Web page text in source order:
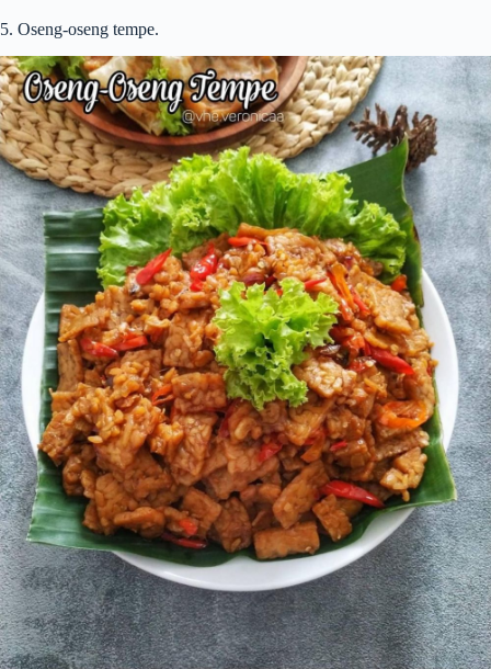
5. Oseng-oseng tempe.